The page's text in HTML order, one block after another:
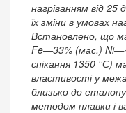
нагріванням від
їх зміни в умовах
Встановлено, що
Fe―33% (мас.)
спікання 1350 °С)
властивості у
близько до
методом плавки і